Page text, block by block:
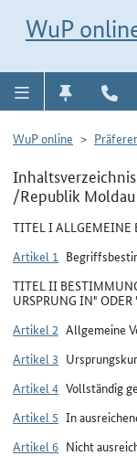
WuP
WuP online
/Republik
TITEL I ALLGEMEINE
Artikel 1
TITEL II
URSPRUNG IN"
Artikel 2 Allgemeine
Artikel 3
Artikel 4 Vollständig
Artikel 5 In
Artikel 6 Nicht